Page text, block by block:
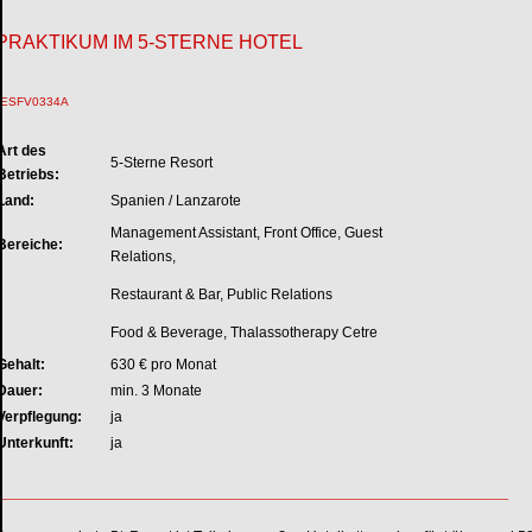
IM 5-STERNE HOTEL
ESFV0334A
des
5-Sterne Resort
Spanien / Lanzarote
Management Assistant, Front Office, Guest
Relations,
Restaurant & Bar, Public Relations
Food & Beverage, Thalassotherapy Cetre
630 € pro Monat
min. 3 Monate
ja
ja